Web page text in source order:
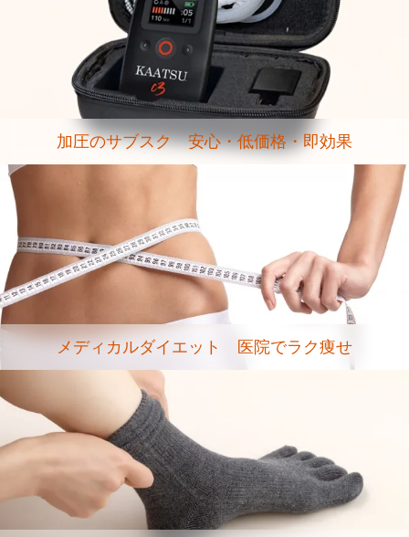
加圧のサブスク 安心・低価格・即効果
メディカルダイエット 医院でラク痩せ